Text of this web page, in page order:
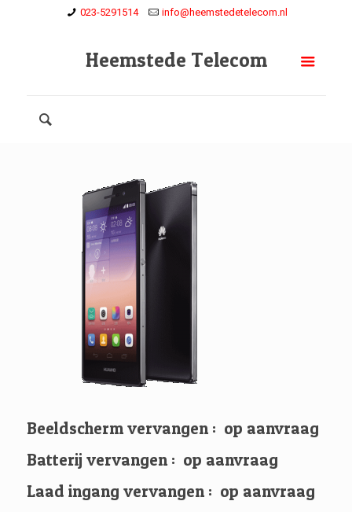
023-5291514 info@heemstedetelecom.nl
Heemstede Telecom
Beeldscherm vervangen : op aanvraag
Batterij vervangen : op aanvraag
Laad ingang vervangen : op aanvraag